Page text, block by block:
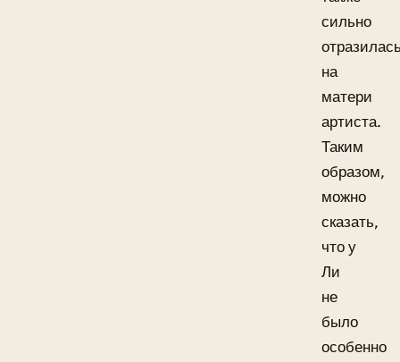
сильно
на
матери
артиста.
Таким
образом,
можно
сказать,
что у
Ли
не
было
особенно